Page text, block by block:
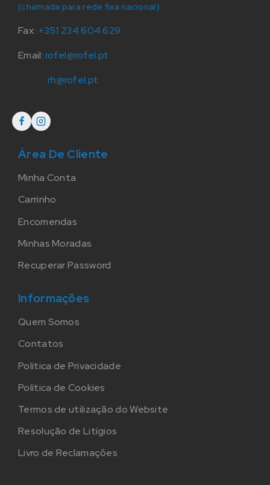
(chamada para rede fixa nacional)
Fax: +351 234 604 629
Email:rofel@rofel.pt
rh@rofel.pt
Área De Cliente
Minha Conta
Carrinho
Encomendas
Minhas Moradas
Recuperar Password
Informações
Quem Somos
Contatos
Política de Privacidade
Política de Cookies
Termos de utilização do Website
Resolução de Litígios
Livro de Reclamações